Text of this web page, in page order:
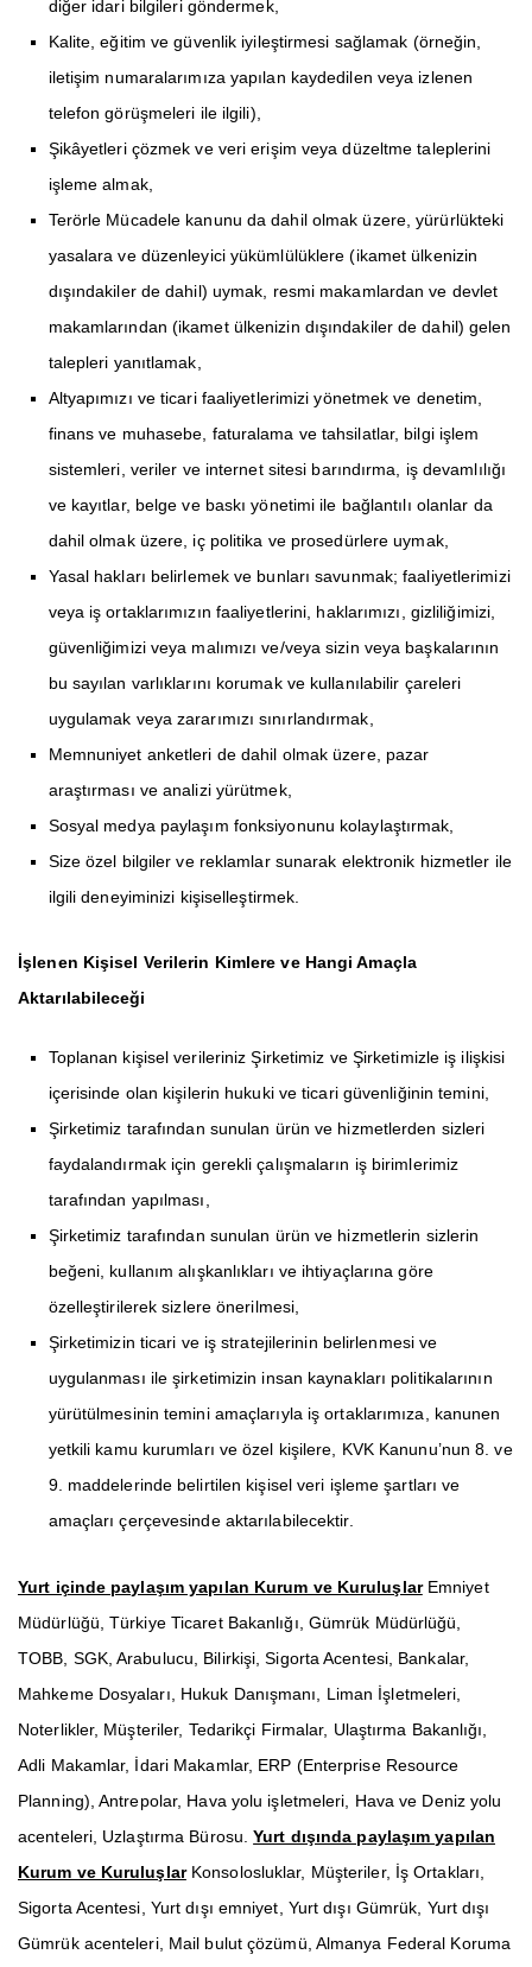
diğer idari bilgileri göndermek,
Kalite, eğitim ve güvenlik iyileştirmesi sağlamak (örneğin,
iletişim numaralarımıza yapılan kaydedilen veya izlenen
telefon görüşmeleri ile ilgili),
Şikâyetleri çözmek ve veri erişim veya düzeltme taleplerini
işleme almak,
Terörle Mücadele kanunu da dahil olmak üzere, yürürlükteki
yasalara ve düzenleyici yükümlülüklere (ikamet ülkenizin
dışındakiler de dahil) uymak, resmi makamlardan ve devlet
makamlarından (ikamet ülkenizin dışındakiler de dahil) gelen
talepleri yanıtlamak,
Altyapımızı ve ticari faaliyetlerimizi yönetmek ve denetim,
finans ve muhasebe, faturalama ve tahsilatlar, bilgi işlem
sistemleri, veriler ve internet sitesi barındırma, iş devamlılığı
ve kayıtlar, belge ve baskı yönetimi ile bağlantılı olanlar da
dahil olmak üzere, iç politika ve prosedürlere uymak,
Yasal hakları belirlemek ve bunları savunmak; faaliyetlerimizi
veya iş ortaklarımızın faaliyetlerini, haklarımızı, gizliliğimizi,
güvenliğimizi veya malımızı ve/veya sizin veya başkalarının
bu sayılan varlıklarını korumak ve kullanılabilir çareleri
uygulamak veya zararımızı sınırlandırmak,
Memnuniyet anketleri de dahil olmak üzere, pazar
araştırması ve analizi yürütmek,
Sosyal medya paylaşım fonksiyonunu kolaylaştırmak,
Size özel bilgiler ve reklamlar sunarak elektronik hizmetler ile
ilgili deneyiminizi kişiselleştirmek.
İşlenen Kişisel Verilerin Kimlere ve Hangi Amaçla
Aktarılabileceği
Toplanan kişisel verileriniz Şirketimiz ve Şirketimizle iş ilişkisi
içerisinde olan kişilerin hukuki ve ticari güvenliğinin temini,
Şirketimiz tarafından sunulan ürün ve hizmetlerden sizleri
faydalandırmak için gerekli çalışmaların iş birimlerimiz
tarafından yapılması,
Şirketimiz tarafından sunulan ürün ve hizmetlerin sizlerin
beğeni, kullanım alışkanlıkları ve ihtiyaçlarına göre
özelleştirilerek sizlere önerilmesi,
Şirketimizin ticari ve iş stratejilerinin belirlenmesi ve
uygulanması ile şirketimizin insan kaynakları politikalarının
yürütülmesinin temini amaçlarıyla iş ortaklarımıza, kanunen
yetkili kamu kurumları ve özel kişilere, KVK Kanunu’nun 8. ve
9. maddelerinde belirtilen kişisel veri işleme şartları ve
amaçları çerçevesinde aktarılabilecektir.
Yurt içinde paylaşım yapılan Kurum ve KuruluşlarEmniyet
Müdürlüğü, Türkiye Ticaret Bakanlığı, Gümrük Müdürlüğü,
TOBB, SGK, Arabulucu, Bilirkişi, Sigorta Acentesi, Bankalar,
Mahkeme Dosyaları, Hukuk Danışmanı, Liman İşletmeleri,
Noterlikler, Müşteriler, Tedarikçi Firmalar, Ulaştırma Bakanlığı,
Adli Makamlar, İdari Makamlar, ERP (Enterprise Resource
Planning), Antrepolar, Hava yolu işletmeleri, Hava ve Deniz yolu
acenteleri, Uzlaştırma Bürosu.Yurt dışında paylaşım yapılan
Kurum ve KuruluşlarKonsolosluklar, Müşteriler, İş Ortakları,
Sigorta Acentesi, Yurt dışı emniyet, Yurt dışı Gümrük, Yurt dışı
Gümrük acenteleri, Mail bulut çözümü, Almanya Federal Koruma